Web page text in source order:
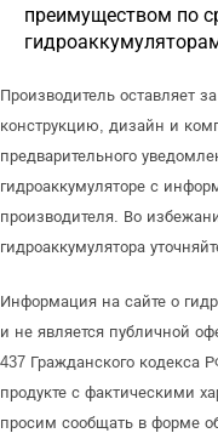
преимуществом по
Производитель оставляет
конструкцию, дизайн и
предварительного
гидроаккумуляторе с
производителя. Во
гидроаккумулятора
Информация на сайте о
и не является публичной
437 Гражданского кодекса
продукте с фактическими
просим сообщать в форме